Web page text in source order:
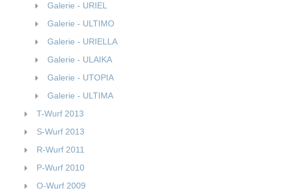
Galerie - URIEL
Galerie - ULTIMO
Galerie - URIELLA
Galerie - ULAIKA
Galerie - UTOPIA
Galerie - ULTIMA
T-Wurf 2013
S-Wurf 2013
R-Wurf 2011
P-Wurf 2010
O-Wurf 2009